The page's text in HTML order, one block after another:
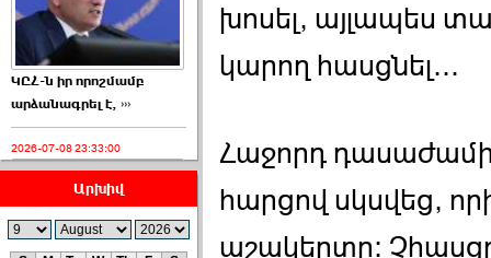
ԿԸՀ-ն իր որոշմամբ
արձանագրել է, ›››
2026-07-08 23:33:00
Արխիվ
խոսել, այլապես
կարող հասցնել...
Հաջորդ
հարցով սկսվեց,
աշակերտը։